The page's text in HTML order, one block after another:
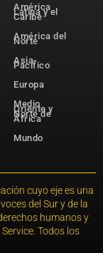
América
Latina y el
Caribe
América del
Norte
Asia-
Pacífico
Europa
Medio
Oriente y
Norte de
África
Mundo
cuyo eje es una
del Sur y de la
humanos y
Todos los